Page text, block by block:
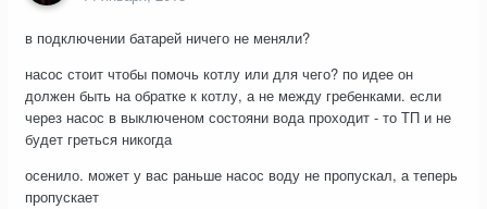
в подключении батарей ничего не меняли?
насос стоит чтобы помочь котлу или для чего? по идее он
должен быть на обратке к котлу, а не между гребенками. если
через насос в выключеном состояни вода проходит - то ТП и не
будет греться никогда
осенило. может у вас раньше насос воду не пропускал, а теперь
пропускает